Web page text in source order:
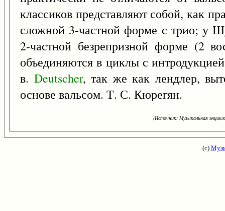
классиков представляют собой, как
сложной 3-частной форме с трио; у
2-частной безрепризной форме (2
объединяются в циклы с
в. Deutscher, так же как лендлер,
основе вальсом. Т. С. Кюрегян.
(Источник: Музыкальная
(с)